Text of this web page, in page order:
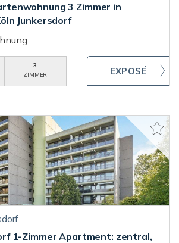
3 Zimmer in
Junkersdorf
3
ZIMMER
1-Zimmer Apartment: zentral,